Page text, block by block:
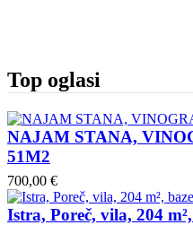
Top oglasi
NAJAM STANA,
51M2
700,00 €
Istra, Poreč, vila, 204